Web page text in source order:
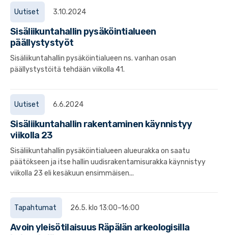
Uutiset 3.10.2024
Sisäliikuntahallin pysäköintialueen
päällystystyöt
Sisäliikuntahallin pysäköintialueen ns. vanhan osan
päällystystöitä tehdään viikolla 41.
Uutiset 6.6.2024
Sisäliikuntahallin rakentaminen käynnistyy
viikolla 23
Sisäliikuntahallin pysäköintialueen alueurakka on saatu
päätökseen ja itse hallin uudisrakentamisurakka käynnistyy
viikolla 23 eli kesäkuun ensimmäisen...
Tapahtumat 26.5. klo 13:00–16:00
Avoin yleisötilaisuus Räpälän arkeologisilla